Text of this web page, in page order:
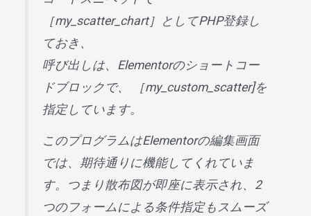
［my_scatter_chart］としてPHP登録し
ておき、
呼び出しは、Elementorのショートコー
ドブロックで、 ［my_custom_scatter]を
指定しています。
このプログラムはElementorの編集画面
では、期待通りに機能してくれていま
す。つまり散布図が即座に表示され、2
つのフォームによる条件指定もスムーズ